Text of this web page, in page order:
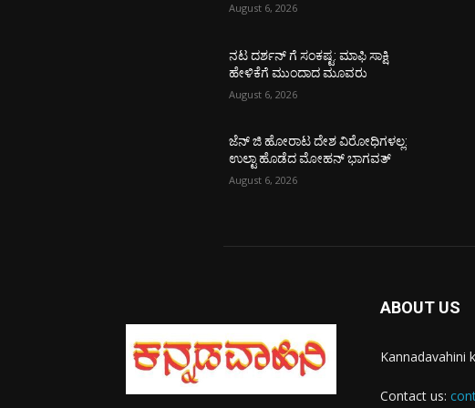
August 6, 2026
ನಟ ದರ್ಶನ್ ಗೆ ಸಂಕಷ್ಟ: ಮಾಫಿ ಸಾಕ್ಷಿ
ಹೇಳಿಕೆಗೆ ಮುಂದಾದ ಮೂವರು
August 6, 2026
ಜೆನ್ ಜಿ ಹೋರಾಟ ದೇಶ ವಿರೋಧಿಗಳಲ್ಲ:
ಉಲ್ಟಾ ಹೊಡೆದ ಮೋಹನ್ ಭಾಗವತ್
August 6, 2026
ABOUT US
Kannadavahini
Contact us: